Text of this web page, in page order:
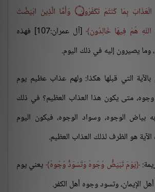
الْعَذَابَ بِمَا كُنْتُمْ تَكْفُرُون۝ وَأَمَّا الَّذِينَ ابْيَضَّتْ
هُمْ فِيهَا خَالِدُون
[آل عمران:107] فهذه
وما يصيرون إليه في ذلك اليوم.
بالآية التي قبلها هكذا: ولهم عذاب عظيم يوم
متى يكون هذا العذاب العظيم؟ في ذلك
بياض الوجوه، وسواد الوجوه، فيكون اليوم
هو الظرف لذلك العذاب العظيم.
يَوْمَ تَبْيَضُّ وُجُوهٌ وَتَسْوَدُّ وُجُوهٌ يعني يوم
الإيمان، وتسود وجوه أهل الكفر.